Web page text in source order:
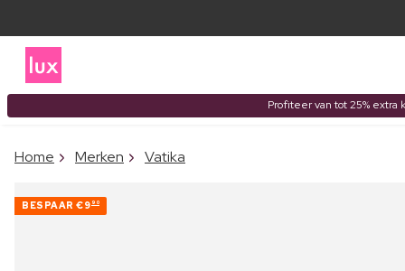
Profiteer van tot 25% extra
Home Merken Vatika
BESPAAR €9 90